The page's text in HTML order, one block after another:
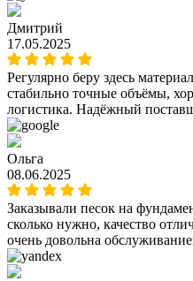
Дмитрий
17.05.2025
Регулярно беру здесь
стабильно точные объёмы,
логистика. Надёжный
Ольга
08.06.2025
Заказывали песок на
сколько нужно, качество
очень довольна